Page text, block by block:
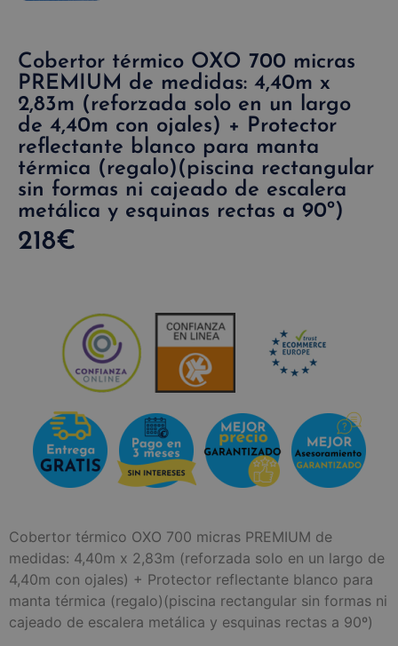
Cobertor térmico OXO 700 micras
PREMIUM de medidas: 4,40m x
2,83m (reforzada solo en un largo
de 4,40m con ojales) + Protector
reflectante blanco para manta
térmica (regalo)(piscina rectangular
sin formas ni cajeado de escalera
metálica y esquinas rectas a 90º)
218€
Cobertor térmico OXO 700 micras PREMIUM de
medidas: 4,40m x 2,83m (reforzada solo en un largo de
4,40m con ojales) + Protector reflectante blanco para
manta térmica (regalo)(piscina rectangular sin formas ni
cajeado de escalera metálica y esquinas rectas a 90º)